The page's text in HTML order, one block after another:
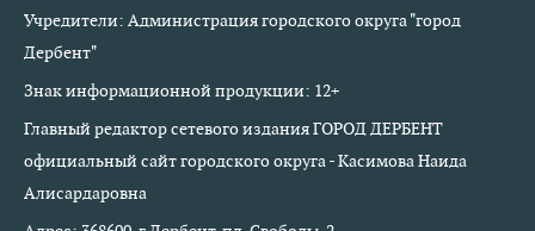
Учредители: Администрация городского округа "город
Дербент"
Знак информационной продукции: 12+
Главный редактор сетевого издания ГОРОД ДЕРБЕНТ
официальный сайт городского округа - Касимова Наида
Алисардаровна